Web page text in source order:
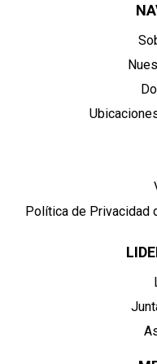
Política de Privacidad